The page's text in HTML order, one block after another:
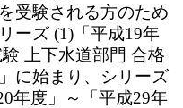
受験される方のため
ーズ (1)「平成19年
上下水道部門 合格
に始まり、シリーズ
年度」～「平成29年